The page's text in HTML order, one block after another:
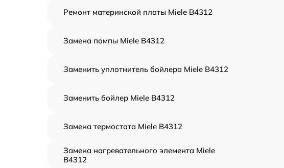
Ремонт материнской платы Miele B4312
Замена помпы Miele B4312
Заменить уплотнитель бойлера Miele B4312
Заменить бойлер Miele B4312
Замена термостата Miele B4312
Замена нагревательного элемента Miele
B4312